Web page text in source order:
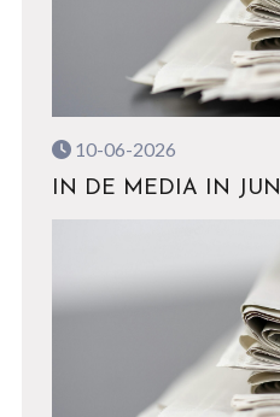
10-06-2026
IN DE MEDIA IN JUNI